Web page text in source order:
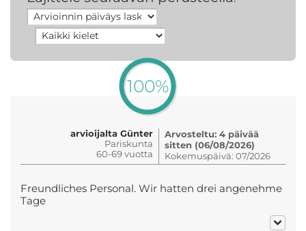
100%
arvioijalta Günter
Pariskunta
60-69 vuotta
Arvosteltu: 4 päivää
sitten (06/08/2026)
Kokemuspäivä: 07/2026
Freundliches Personal. Wir hatten drei angenehme
Tage